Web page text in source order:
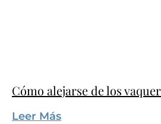
Cómo alejarse de los
Leer Más